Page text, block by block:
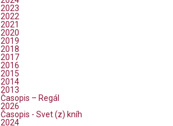
2023
2022
2021
2020
2019
2018
2017
2016
2015
2014
2013
Časopis – Regál
2026
Časopis - Svet (z) kníh
2024